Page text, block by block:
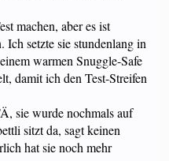
machen, aber es ist
setzte sie stundenlang in
warmen Snuggle-Safe
damit ich den Test-Streifen
sie wurde nochmals auf
sitzt da, sagt keinen
hat sie noch mehr